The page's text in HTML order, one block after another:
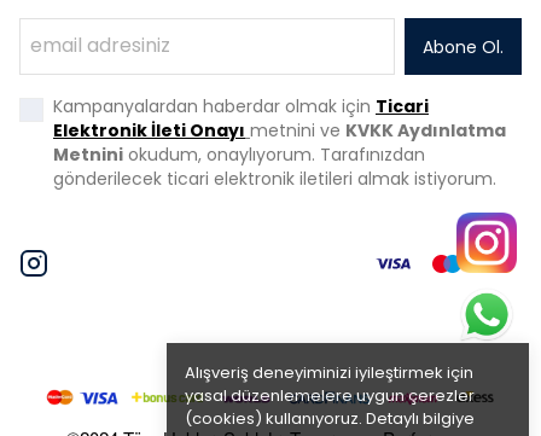
Alışveriş deneyiminizi iyileştirmek için
yasal düzenlemelere uygun çerezler
(cookies) kullanıyoruz. Detaylı bilgiye
Abone Ol.
Kampanyalardan haberdar olmak için Ticari
Elektronik İleti Onayı metnini ve KVKK Aydınlatma
Metnini okudum, onaylıyorum. Tarafınızdan
gönderilecek ticari elektronik iletileri almak istiyorum.